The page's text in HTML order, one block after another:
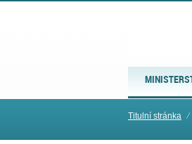
Titulní stránka ⁄